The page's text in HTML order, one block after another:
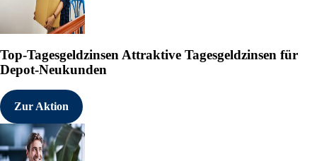
Top-Tagesgeldzinsen Attraktive Tagesgeldzinsen für
Depot-Neukunden
Zur Aktion